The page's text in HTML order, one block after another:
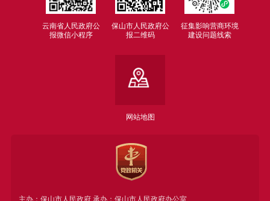
云南省人民政府公
报微信小程序
保山市人民政府公
报二维码
征集影响营商环境
建设问题线索
网站地图
主办：保山市人民政府 承办：保山市人民政府办公室